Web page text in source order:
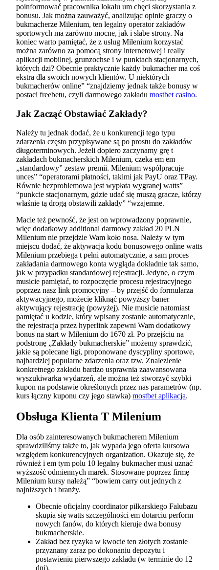
poinformować pracownika lokalu um chęci skorzystania z
bonusu. Jak można zauważyć, analizując opinie graczy o
bukmacherze Milenium, ten legalny operator zakładów
sportowych ma zarówno mocne, jak i słabe strony. Na
koniec warto pamiętać, że z usług Milenium korzystać
można zarówno za pomocą strony internetowej i really
aplikacji mobilnej, grunzochse i w punktach stacjonarnych,
których dzi? Obecnie praktycznie każdy bukmacher ma coś
ekstra dla swoich nowych klientów. U niektórych
bukmacherów online” “znajdziemy jednak także bonusy w
postaci freebetu, czyli darmowego zakładu mostbet casino.
Jak Zacząć Obstawiać Zakłady?
Należy tu jednak dodać, że u konkurencji tego typu
zdarzenia często przypisywane są po prostu do zakładów
długoterminowych. Jeżeli dopiero zaczynamy grę t
zakładach bukmacherskich Milenium, czeka em em
„standardowy” zestaw premii. Milenium współpracuje
unces” “operatorami płatności, takimi jak PayU oraz TPay.
Równie bezproblemowa jest wypłata wygranej watts”
“punkcie stacjonarnym, gdzie udać się muszą gracze, którzy
właśnie tą drogą obstawili zakłady” “wzajemne.
Macie też pewność, że jest on wprowadzony poprawnie,
więc dodatkowy additional darmowy zakład 20 PLN
Milenium nie przejdzie Wam koło nosa. Należy w tym
miejscu dodać, że aktywacja kodu bonusowego online watts
Milenium przebiega t pełni automatycznie, a sam proces
zakładania darmowego konta wygląda dokładnie tak samo,
jak w przypadku standardowej rejestracji. Jedyne, o czym
musicie pamiętać, to rozpoczęcie procesu rejestracyjnego
poprzez nasz link promocyjny – by przejść do formularza
aktywacyjnego, możecie kliknąć powyższy baner
aktywujący rejestrację (powyżej). Nie musicie natomiast
pamiętać u kodzie, który wpisany zostanie automatycznie,
the rejestracja przez hyperlink zapewni Wam dodatkowy
bonus na start w Milenium do 1670 zł. Po przejściu na
podstronę „Zakłady bukmacherskie” możemy sprawdzić,
jakie są polecane ligi, proponowane dyscypliny sportowe,
najbardziej popularne zdarzenia oraz tzw. Znalezienie
konkretnego zakładu bardzo usprawnia zaawansowana
wyszukiwarka wydarzeń, ale można też stworzyć szybki
kupon na podstawie określonych przez nas parametrów (np.
kurs łączny kuponu czy jego stawka) mostbet aplikacja.
Obsługa Klienta T Milenium
Dla osób zainteresowanych bukmacherem Milenium
sprawdziliśmy także to, jak wypada jego oferta kursowa
względem konkurencyjnych organization. Okazuje się, że
również i em tym polu 10 legalny bukmacher musi uznać
wyższość odmiennych marek. Stosowane poprzez firmę
Milenium kursy należą” “bowiem carry out jednych z
najniższych t branży.
Obecnie oficjalny coordinator piłkarskiego Falubazu
skupia się watts szczególności em dotarciu perform
nowych fanów, do których kieruje dwa bonusy
bukmacherskie.
Zakład bez ryzyka w kwocie ten złotych zostanie
przyznany zaraz po dokonaniu depozytu i
postawieniu pierwszego zakładu (w terminie do 12
dni).